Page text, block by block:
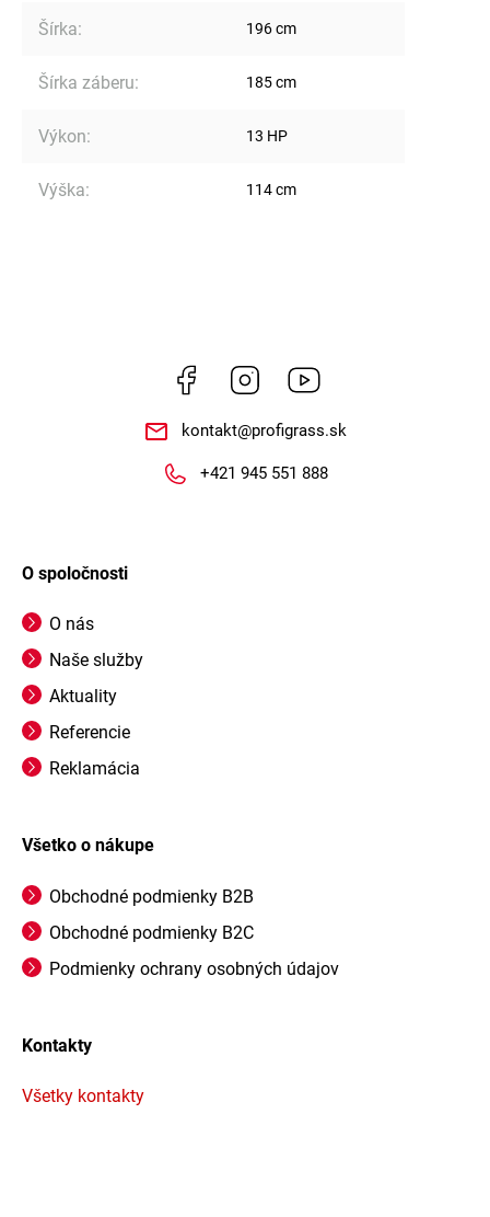
Šírka: 196 cm
Šírka záberu: 185 cm
Výkon: 13 HP
Výška: 114 cm
Facebook Instagram
kontakt@profigrass.sk
+421 945 551 888
O spoločnosti
O nás
Naše služby
Aktuality
Referencie
Reklamácia
Všetko o nákupe
Obchodné podmienky B2B
Obchodné podmienky B2C
Podmienky ochrany osobných údajov
Kontakty
Všetky kontakty